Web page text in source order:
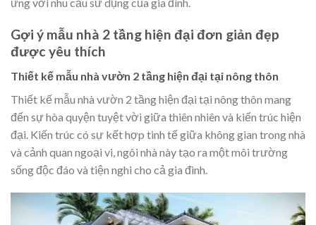
Gợi ý mẫu nhà 2 tầng hiện đại đơn giản đẹp
được yêu thích
Thiết kế mẫu nhà vườn 2 tầng hiện đại tại nông thôn
Thiết kế mẫu nhà vườn 2 tầng hiện đại tại nông thôn mang
đến sự hòa quyện tuyệt vời giữa thiên nhiên và kiến trúc hiện
đại. Kiến trúc có sự kết hợp tinh tế giữa không gian trong nhà
và cảnh quan ngoại vi, ngôi nhà này tạo ra một môi trường
sống độc đáo và tiện nghi cho cả gia đình.